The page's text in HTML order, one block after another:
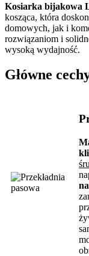
Kosiarka bijakowa
kosząca, która
domowych, jak i
rozwiązaniom i
wysoką wydajność.
Główne